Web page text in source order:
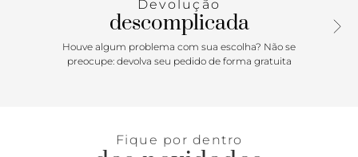
por botão de ímã.Traz aplicação de adorno metálico
imponente - com shape orgânico - centralizado na parte
superior do tampo, com detalhe para assinatura discreta e
personalizada Anacapri. Porque Apostar: A bolsa tiracolo
parte da sua rotina sem esforço. Uma peça daily para
Devolução
descomplicada
Houve algum problema com sua escolha? Não se
preocupe: devolva seu pedido de forma gratuita
Fique por dentro